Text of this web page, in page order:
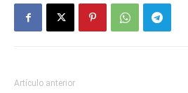
Artículo anterior